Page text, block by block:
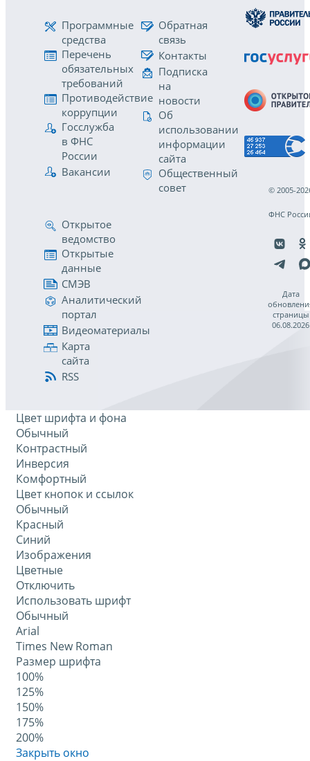
Программные
средства
Перечень
обязательных
требований
Противодействие
коррупции
Госслужба
в ФНС
России
Вакансии
Обратная
связь
Контакты
Подписка
на
новости
Об
использовании
информации
сайта
Общественный
совет
Открытое
ведомство
Открытые
данные
СМЭВ
Аналитический
портал
Видеоматериалы
Карта
сайта
RSS
© 2005-
ФНС
Дата
страницы
06.08.2026
Цвет шрифта и фона
Обычный
Контрастный
Инверсия
Комфортный
Цвет кнопок и ссылок
Обычный
Красный
Синий
Изображения
Цветные
Отключить
Использовать шрифт
Обычный
Arial
Times New Roman
Размер шрифта
100%
125%
150%
175%
200%
Закрыть окно